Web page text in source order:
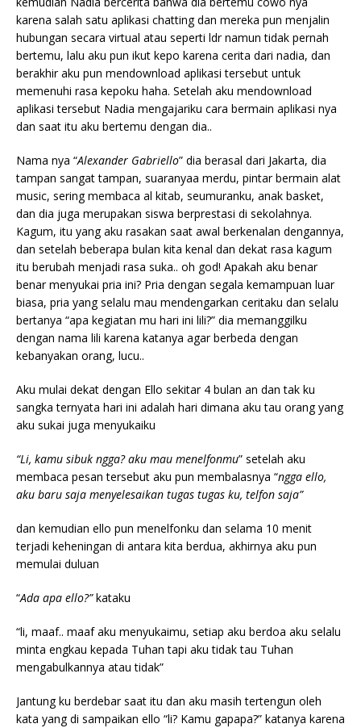
karena salah satu aplikasi chatting dan mereka pun menjalin
hubungan secara virtual atau seperti ldr namun tidak pernah
bertemu, lalu aku pun ikut kepo karena cerita dari nadia, dan
berakhir aku pun mendownload aplikasi tersebut untuk
memenuhi rasa kepoku haha. Setelah aku mendownload
aplikasi tersebut Nadia mengajariku cara bermain aplikasi nya
dan saat itu aku bertemu dengan dia..
Nama nya “Alexander Gabriello” dia berasal dari Jakarta, dia
tampan sangat tampan, suaranyaa merdu, pintar bermain alat
music, sering membaca al kitab, seumuranku, anak basket,
dan dia juga merupakan siswa berprestasi di sekolahnya.
Kagum, itu yang aku rasakan saat awal berkenalan dengannya,
dan setelah beberapa bulan kita kenal dan dekat rasa kagum
itu berubah menjadi rasa suka.. oh god! Apakah aku benar
benar menyukai pria ini? Pria dengan segala kemampuan luar
biasa, pria yang selalu mau mendengarkan ceritaku dan selalu
bertanya “apa kegiatan mu hari ini lili?” dia memanggilku
dengan nama lili karena katanya agar berbeda dengan
kebanyakan orang, lucu..
Aku mulai dekat dengan Ello sekitar 4 bulan an dan tak ku
sangka ternyata hari ini adalah hari dimana aku tau orang yang
aku sukai juga menyukaiku
“Li, kamu sibuk ngga? aku mau menelfonmu” setelah aku
membaca pesan tersebut aku pun membalasnya “ngga ello,
aku baru saja menyelesaikan tugas tugas ku, telfon saja”
dan kemudian ello pun menelfonku dan selama 10 menit
terjadi keheningan di antara kita berdua, akhirnya aku pun
memulai duluan
“Ada apa ello?”kataku
“li, maaf.. maaf aku menyukaimu, setiap aku berdoa aku selalu
minta engkau kepada Tuhan tapi aku tidak tau Tuhan
mengabulkannya atau tidak”
Jantung ku berdebar saat itu dan aku masih tertengun oleh
kata yang di sampaikan ello “li? Kamu gapapa?” katanya karena